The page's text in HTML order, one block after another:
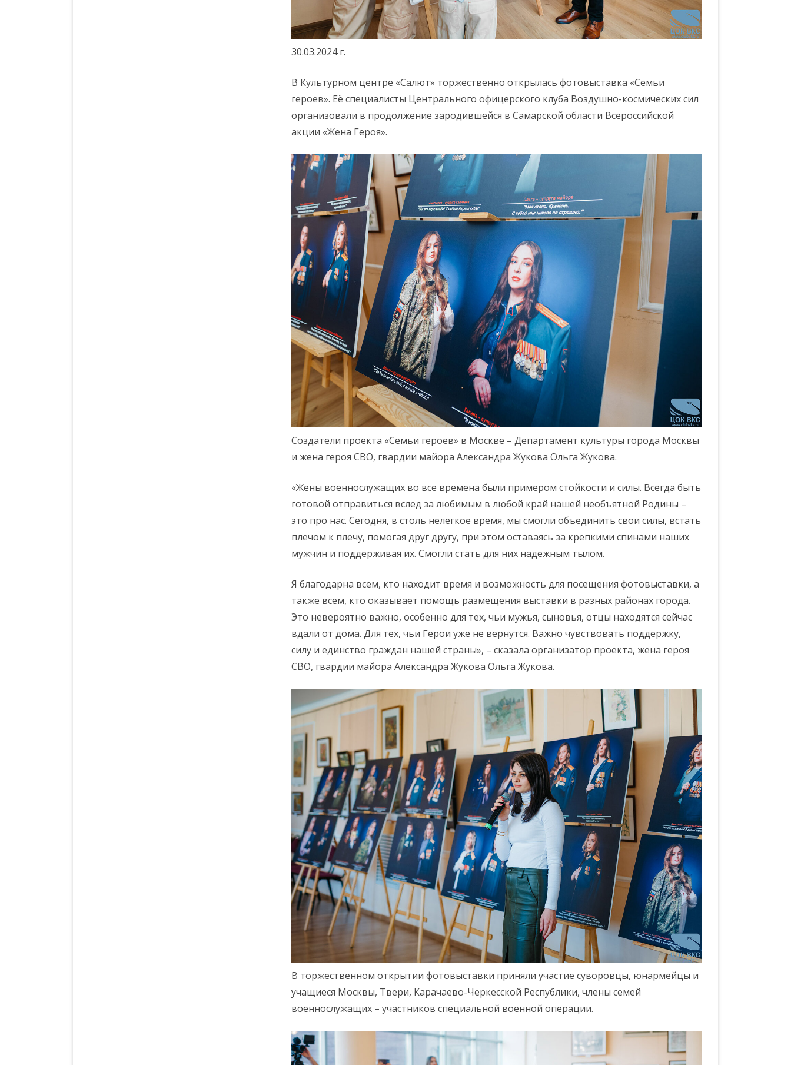
ЗАЛ (ОФИЦЕРСКИХ СОБРАНИЙ,
ВОИНСКИХ И СЕМЕЙНЫХ
ОТДЕЛЕНИЕ
КЛУБНОЕ ФОРМИРОВАНИЕ
ПАМЯТЬ
93 ДОМ КУЛЬТУРЫ
30.03.2024 г.
В Культурном центре «Салют» торжественно открылась фотовыставка «Семьи
героев». Её специалисты Центрального офицерского клуба Воздушно-космических сил
организовали в продолжение зародившейся в Самарской области Всероссийской
акции «Жена Героя».
Создатели проекта «Семьи героев» в Москве – Департамент культуры города Москвы
и жена героя СВО, гвардии майора Александра Жукова Ольга Жукова.
«Жены военнослужащих во все времена были примером стойкости и силы. Всегда быть
готовой отправиться вслед за любимым в любой край нашей необъятной Родины –
это про нас. Сегодня, в столь нелегкое время, мы смогли объединить свои силы, встать
плечом к плечу, помогая друг другу, при этом оставаясь за крепкими спинами наших
мужчин и поддерживая их. Смогли стать для них надежным тылом.
Я благодарна всем, кто находит время и возможность для посещения фотовыставки, а
также всем, кто оказывает помощь размещения выставки в разных районах города.
Это невероятно важно, особенно для тех, чьи мужья, сыновья, отцы находятся сейчас
вдали от дома. Для тех, чьи Герои уже не вернутся. Важно чувствовать поддержку,
силу и единство граждан нашей страны», – сказала организатор проекта, жена героя
СВО, гвардии майора Александра Жукова Ольга Жукова.
В торжественном открытии фотовыставки приняли участие суворовцы, юнармейцы и
учащиеся Москвы, Твери, Карачаево-Черкесской Республики, члены семей
военнослужащих – участников специальной военной операции.